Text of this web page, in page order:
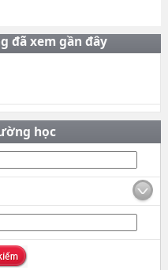
đã xem gần đây
học